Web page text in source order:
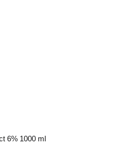
Wella Welloxon Perfect 6% 1000 ml